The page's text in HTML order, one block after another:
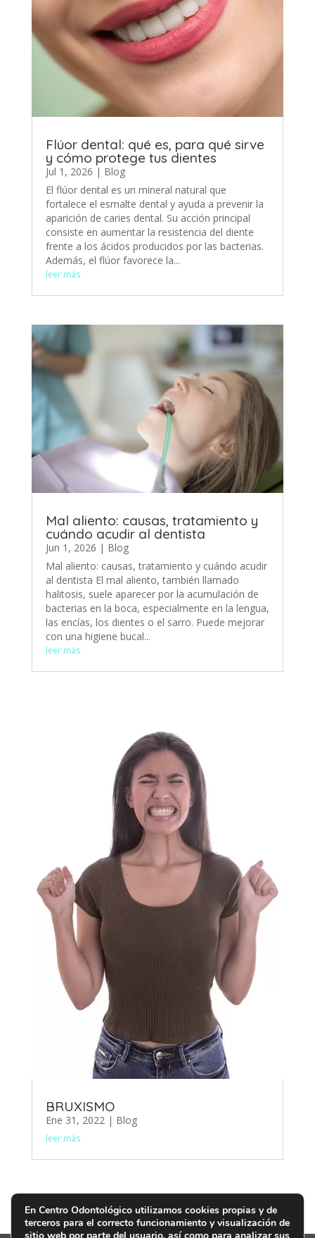
Flúor dental: qué es, para qué sirve
y cómo protege tus dientes
Jul 1, 2026 | Blog
El flúor dental es un mineral natural que
fortalece el esmalte dental y ayuda a prevenir la
aparición de caries dental. Su acción principal
consiste en aumentar la resistencia del diente
frente a los ácidos producidos por las bacterias.
Además, el flúor favorece la...
leer más
Mal aliento: causas, tratamiento y
cuándo acudir al dentista
Jun 1, 2026 | Blog
Mal aliento: causas, tratamiento y cuándo acudir
al dentista El mal aliento, también llamado
halitosis, suele aparecer por la acumulación de
bacterias en la boca, especialmente en la lengua,
las encías, los dientes o el sarro. Puede mejorar
con una higiene bucal...
leer más
BRUXISMO
Ene 31, 2022| Blog
leer más
En Centro Odontológico utilizamos cookies propias y de
terceros para el correcto funcionamiento y visualización de